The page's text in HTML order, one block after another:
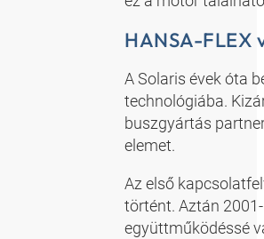
HANSA-FLEX
A Solaris évek óta
technológiába.
buszgyártás
elemet.
Az első
történt. Aztán
együttműködéssé